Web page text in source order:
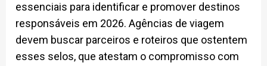
essenciais para identificar e promover destinos
responsáveis em 2026. Agências de viagem
devem buscar parceiros e roteiros que ostentem
esses selos, que atestam o compromisso com